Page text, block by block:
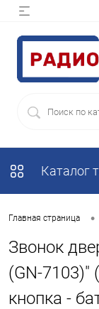
Каталог
Главная страница •
Звонок
(GN-7103)"
кнопка -